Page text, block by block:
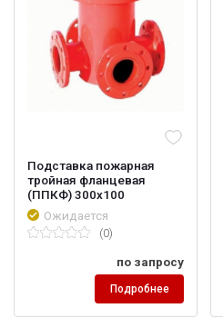
Подставка пожарная
тройная фланцевая
(ППКФ) 300х100
Ожидается
(0)
по запросу
Подробнее